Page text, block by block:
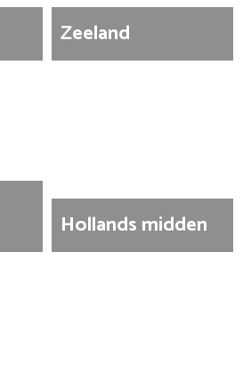
Zeeland
Hollands midden